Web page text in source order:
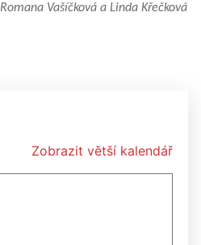
Romana Vašíčková a Linda Křečková
Zobrazit větší kalendář